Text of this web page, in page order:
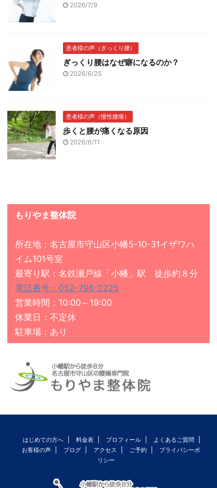
2026/7/9
患者様の声（ぎっくり腰）
ぎっくり腰はなぜ癖になるのか？
2026/6/25
患者様の声（慢性腰痛）
歩くと腰が痛くなる原因
2026/6/11
もりやま整体院
所在地：名古屋市守山区小幡5-10-31イザワハ
イム101号室
最寄り駅：名鉄瀬戸線「小幡」駅 徒歩約８分
電話番号：052-796-2225
営業時間：10:00～19:00
休業日：不定休
駐車場：あり
はじめての方へ 料金表 プロフィール
よくあるご質問
お客様の声
ブログ アクセス ご予約
プライバシーポ
リシー